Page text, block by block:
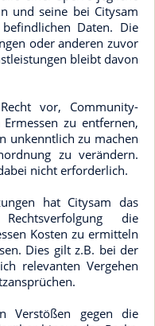
und seine bei Citysam
Daten. Die
oder anderen zuvor
bleibt davon
vor, Community-
zu entfernen,
unkenntlich zu machen
zu verändern.
nicht erforderlich.
hat Citysam das
die
Kosten zu ermitteln
Dies gilt z.B. bei der
relevanten Vergehen
Verstößen gegen die